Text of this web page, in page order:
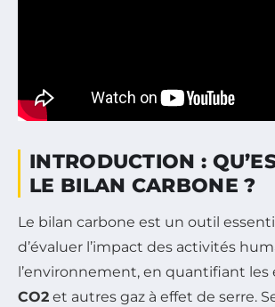
INTRODUCTION :
LE BILAN CARBONE ?
Le bilan carbone est un outil
d’évaluer l’impact des activités
l’environnement, en quantifiant les
CO2 et autres gaz à effet de serre.